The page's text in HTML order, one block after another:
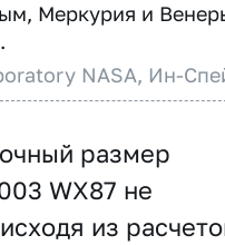
Меркурия и
NASA, Ин-
размер
WX87 не
из